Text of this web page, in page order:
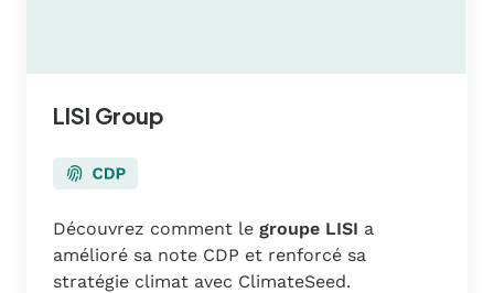
LISI Group
Découvrez comment le groupe LISI a
amélioré sa note CDP et renforcé sa
stratégie climat avec ClimateSeed.